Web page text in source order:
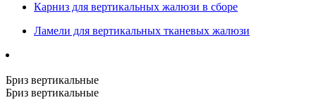
Карниз для вертикальных жалюзи в сборе
Ламели для вертикальных тканевых жалюзи
Бриз вертикальные
Бриз вертикальные